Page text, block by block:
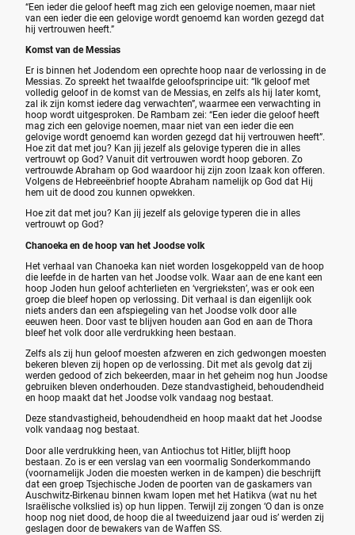
“Een ieder die geloof heeft mag zich een gelovige noemen, maar niet
van een ieder die een gelovige wordt genoemd kan worden gezegd dat
hij vertrouwen heeft.”
Komst van de Messias
Er is binnen het Jodendom een oprechte hoop naar de verlossing in de
Messias. Zo spreekt het twaalfde geloofsprincipe uit: “Ik geloof met
volledig geloof in de komst van de Messias, en zelfs als hij later komt,
zal ik zijn komst iedere dag verwachten”, waarmee een verwachting in
hoop wordt uitgesproken. De Rambam zei: “Een ieder die geloof heeft
mag zich een gelovige noemen, maar niet van een ieder die een
gelovige wordt genoemd kan worden gezegd dat hij vertrouwen heeft”.
Hoe zit dat met jou? Kan jij jezelf als gelovige typeren die in alles
vertrouwt op God? Vanuit dit vertrouwen wordt hoop geboren. Zo
vertrouwde Abraham op God waardoor hij zijn zoon Izaak kon offeren.
Volgens de Hebreeënbrief hoopte Abraham namelijk op God dat Hij
hem uit de dood zou kunnen opwekken.
Hoe zit dat met jou? Kan jij jezelf als gelovige typeren die in alles
vertrouwt op God?
Chanoeka en de hoop van het Joodse volk
Het verhaal van Chanoeka kan niet worden losgekoppeld van de hoop
die leefde in de harten van het Joodse volk. Waar aan de ene kant een
hoop Joden hun geloof achterlieten en ‘vergrieksten’, was er ook een
groep die bleef hopen op verlossing. Dit verhaal is dan eigenlijk ook
niets anders dan een afspiegeling van het Joodse volk door alle
eeuwen heen. Door vast te blijven houden aan God en aan de Thora
bleef het volk door alle verdrukking heen bestaan.
Zelfs als zij hun geloof moesten afzweren en zich gedwongen moesten
bekeren bleven zij hopen op de verlossing. Dit met als gevolg dat zij
werden gedood of zich bekeerden, maar in het geheim nog hun Joodse
gebruiken bleven onderhouden. Deze standvastigheid, behoudendheid
en hoop maakt dat het Joodse volk vandaag nog bestaat.
Deze standvastigheid, behoudendheid en hoop maakt dat het Joodse
volk vandaag nog bestaat.
Door alle verdrukking heen, van Antiochus tot Hitler, blijft hoop
bestaan. Zo is er een verslag van een voormalig Sonderkommando
(voornamelijk Joden die moesten werken in de kampen) die beschrijft
dat een groep Tsjechische Joden de poorten van de gaskamers van
Auschwitz-Birkenau binnen kwam lopen met het Hatikva (wat nu het
Israëlische volkslied is) op hun lippen. Terwijl zij zongen ‘O dan is onze
hoop nog niet dood, de hoop die al tweeduizend jaar oud is’ werden zij
geslagen door de bewakers van de Waffen SS.